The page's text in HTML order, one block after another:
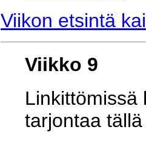
Viikon etsintä
Viikko 9
Linkittömissä
tarjontaa